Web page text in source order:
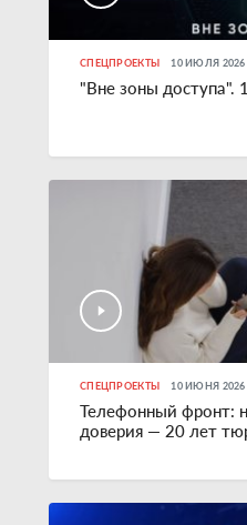
СПЕЦПРОЕКТЫ 10 ИЮЛЯ 2026
"Вне зоны доступа".
СПЕЦПРОЕКТЫ 10 ИЮНЯ 2026
Телефонный фронт:
доверия — 20 лет